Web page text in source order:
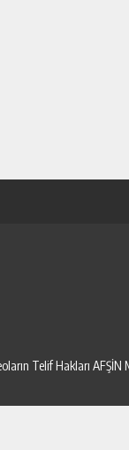
Telif Hakları